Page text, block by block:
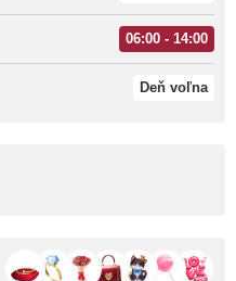
06:00 - 14:00
Deň voľna